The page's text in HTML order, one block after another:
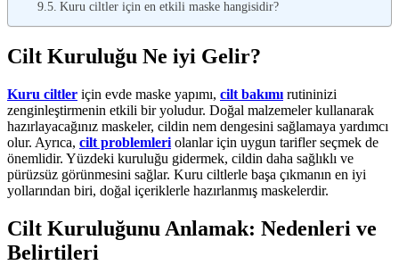
Kuru ciltler için en etkili maske hangisidir?
Cilt Kuruluğu Ne iyi Gelir?
Kuru ciltler için evde maske yapımı, cilt bakımı rutininizi
zenginleştirmenin etkili bir yoludur. Doğal malzemeler kullanarak
hazırlayacağınız maskeler, cildin nem dengesini sağlamaya yardımcı
olur. Ayrıca, cilt problemleri olanlar için uygun tarifler seçmek de
önemlidir. Yüzdeki kuruluğu gidermek, cildin daha sağlıklı ve
pürüzsüz görünmesini sağlar. Kuru ciltlerle başa çıkmanın en iyi
yollarından biri, doğal içeriklerle hazırlanmış maskelerdir.
Cilt Kuruluğunu Anlamak: Nedenleri ve
Belirtileri